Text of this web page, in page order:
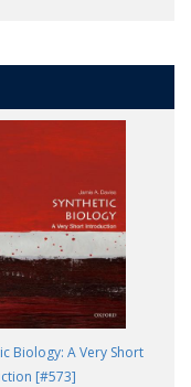
Biology: A Very Short
[#573]